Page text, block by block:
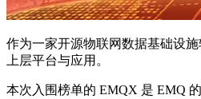
作为一家开源物联网数据基础设
上层平台与应用。
本次入围榜单的 EMQX 是 EMQ